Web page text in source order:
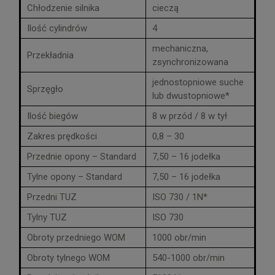
Chłodzenie silnika
cieczą
Ilość cylindrów
4
Przekładnia
mechaniczna,
zsynchronizowana
Sprzęgło
jednostopniowe suche
lub dwustopniowe*
Ilość biegów
8 w przód / 8 w tył
Zakres prędkości
0,8 – 30
Przednie opony – Standard
7,50 – 16 jodełka
Tylne opony – Standard
7,50 – 16 jodełka
Przedni TUZ
ISO 730 / 1N*
Tylny TUZ
ISO 730
Obroty przedniego WOM
1000 obr/min
Obroty tylnego WOM
540-1000 obr/min